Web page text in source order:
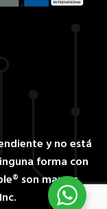
y no está
forma con
son marcas